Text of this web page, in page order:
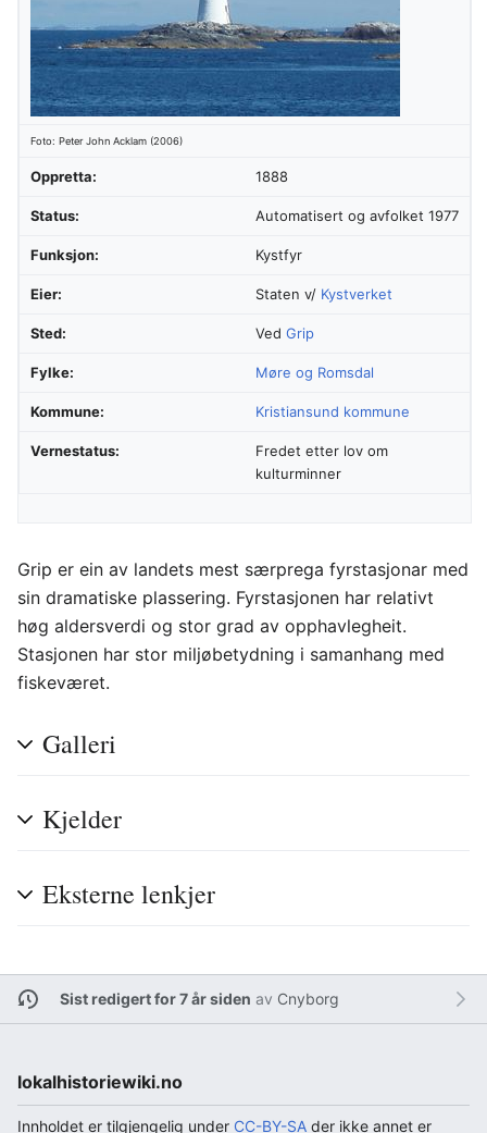
Foto: Peter John Acklam (2006)
Oppretta: 1888
Status: Automatisert og avfolket 1977
Funksjon: Kystfyr
Eier: Staten v/ Kystverket
Sted: Ved Grip
Fylke: Møre og Romsdal
Kommune: Kristiansund kommune
Vernestatus:
Fredet etter lov om
kulturminner
Grip er ein av landets mest særprega fyrstasjonar med
sin dramatiske plassering. Fyrstasjonen har relativt
høg aldersverdi og stor grad av opphavlegheit.
Stasjonen har stor miljøbetydning i samanhang med
fiskeværet.
Galleri
Kjelder
Eksterne lenkjer
Sist redigert for 7 år siden av Cnyborg
lokalhistoriewiki.no
Innholdet er tilgjengelig under CC-BY-SA der ikke annet er